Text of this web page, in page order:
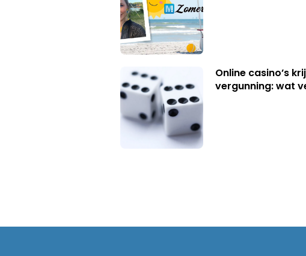
Online casino’s
vergunning: wat